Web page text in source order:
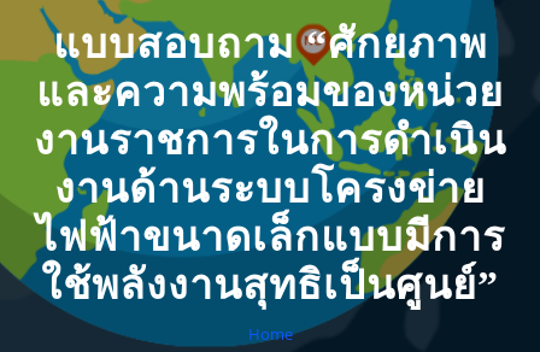
แบบสอบถาม “ศักยภาพ
และความพร้อมของหน่วย
งานราชการในการดำเนิน
งานด้านระบบโครงข่าย
ไฟฟ้าขนาดเล็กแบบมีการ
ใช้พลังงานสุทธิเป็นศูนย์”
Home